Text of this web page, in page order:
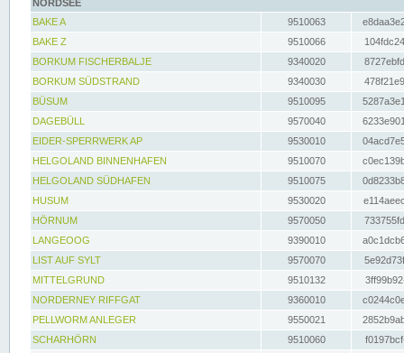
NORDSEE
BAKE A
9510063
BAKE Z
9510066
BORKUM FISCHERBALJE
9340020
BORKUM SÜDSTRAND
9340030
BÜSUM
9510095
DAGEBÜLL
9570040
EIDER-SPERRWERK AP
9530010
HELGOLAND BINNENHAFEN
9510070
HELGOLAND SÜDHAFEN
9510075
HUSUM
9530020
HÖRNUM
9570050
LANGEOOG
9390010
LIST AUF SYLT
9570070
MITTELGRUND
9510132
NORDERNEY RIFFGAT
9360010
PELLWORM ANLEGER
9550021
SCHARHÖRN
9510060